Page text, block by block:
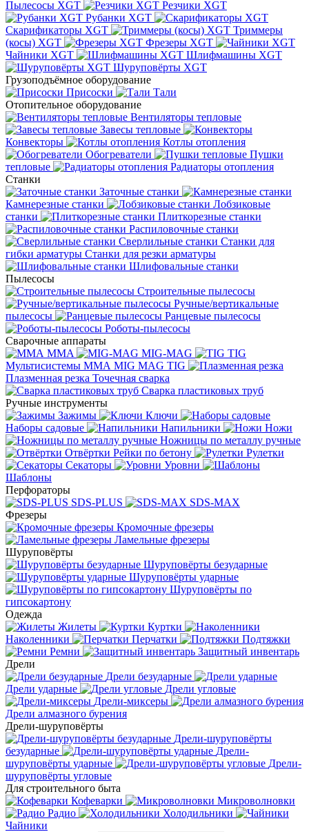
Пылесосы XGT
Резчики XGT
Рубанки XGT
Скарификаторы XGT
Триммеры
(косы) XGT
Фрезеры XGT
Чайники XGT
Шлифмашины XGT
Шуруповёрты XGT
Грузоподъёмное оборудование
Присоски
Тали
Отопительное оборудование
Вентиляторы тепловые
Завесы тепловые
Конвекторы
Котлы отопления
Обогреватели
Пушки
тепловые
Радиаторы отопления
Станки
Заточные станки
Камнерезные станки
Лобзиковые
станки
Плиткорезные станки
Распиловочные станки
Сверлильные станки Станки для
гибки арматуры Станки для резки арматуры
Шлифовальные станки
Пылесосы
Строительные пылесосы
Ручные/вертикальные
пылесосы
Ранцевые пылесосы
Роботы-пылесосы
Сварочные аппараты
MMA
MIG-MAG
TIG
Мультисистемы ММА MIG MAG TIG
Плазменная резка Точечная сварка
Cварка пластиковых труб
Ручные инструменты
Зажимы
Ключи
Наборы садовые
Напильники
Ножи
Ножницы по металлу ручные
Отвёртки Рейки по бетону
Рулетки
Секаторы
Уровни
Шаблоны
Перфораторы
SDS-PLUS
SDS-MAX
Фрезеры
Кромочные фрезеры
Ламельные фрезеры
Шуруповёрты
Шуруповёрты безударные
Шуруповёрты ударные
Шуруповёрты по
гипсокартону
Одежда
Жилеты
Куртки
Наколенники
Перчатки
Подтяжки
Ремни
Защитный инвентарь
Дрели
Дрели безударные
Дрели ударные
Дрели угловые
Дрели-миксеры
Дрели алмазного бурения
Дрели-шуруповёрты
Дрели-шуруповёрты
безударные
Дрели-
шуруповёрты ударные
Дрели-
шуруповёрты угловые
Для строительного быта
Кофеварки
Микроволновки
Радио
Холодильники
Чайники